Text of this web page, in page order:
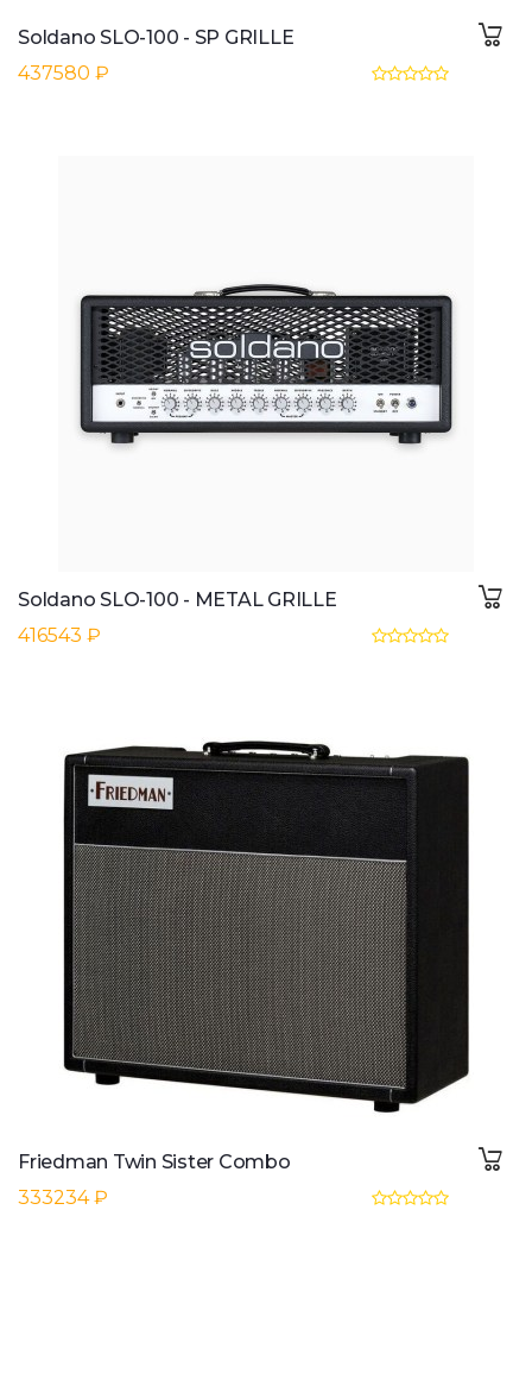
Soldano SLO-100 - SP GRILLE
437580 ₽
Soldano SLO-100 - METAL GRILLE
416543 ₽
Friedman Twin Sister Combo
333234 ₽